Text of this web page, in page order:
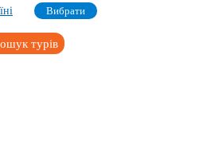
Вибрати
турів